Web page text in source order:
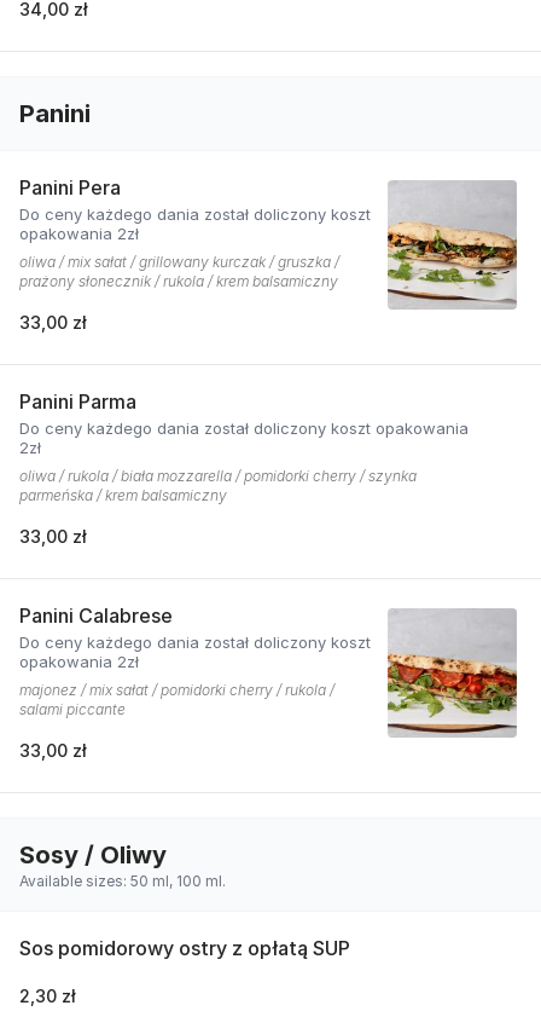
34,00 zł
Panini
Panini Pera
Do ceny każdego dania został doliczony koszt
opakowania 2zł
oliwa / mix sałat / grillowany kurczak / gruszka /
prażony słonecznik / rukola / krem balsamiczny
33,00 zł
Panini Parma
Do ceny każdego dania został doliczony koszt opakowania
2zł
oliwa / rukola / biała mozzarella / pomidorki cherry / szynka
parmeńska / krem balsamiczny
33,00 zł
Panini Calabrese
Do ceny każdego dania został doliczony koszt
opakowania 2zł
majonez / mix sałat / pomidorki cherry / rukola /
salami piccante
33,00 zł
Sosy / Oliwy
Available sizes: 50 ml, 100 ml.
Sos pomidorowy ostry z opłatą SUP
2,30 zł